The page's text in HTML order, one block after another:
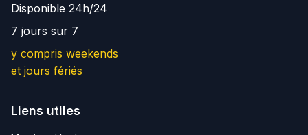
Disponible 24h/24
7 jours sur 7
y compris weekends
et jours fériés
Liens utiles